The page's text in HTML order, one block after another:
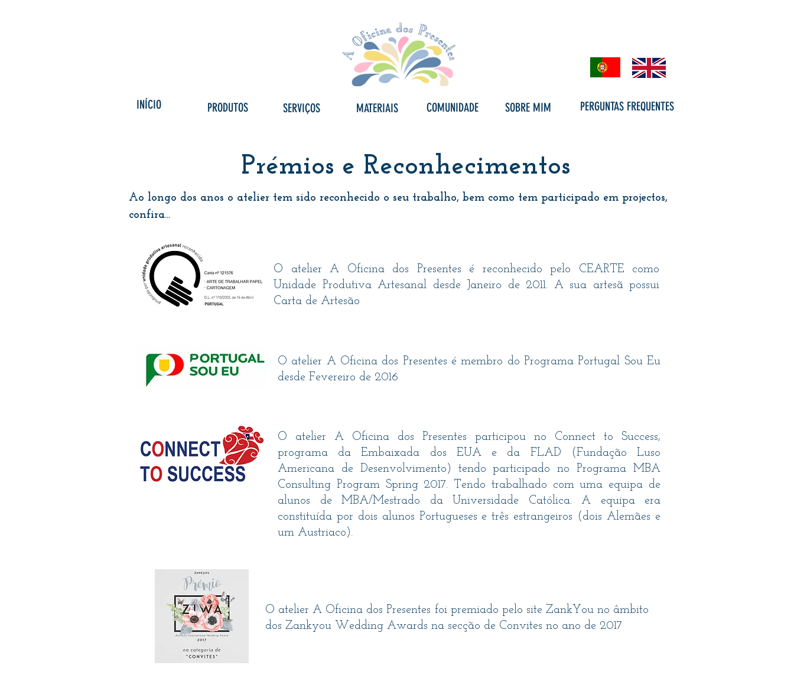
INÍCIO PRODUTOS SERVIÇOS MATERIAIS COMUNIDADE SOBRE MIM PERGUNTAS FREQUENTES
Prémios e Reconhecimentos
Ao longo dos anos o atelier tem sido reconhecido o seu trabalho, bem como tem participado em projectos,
confira...
O atelier A Oficina dos Presentes é reconhecido pelo CEARTE como
Unidade Produtiva Artesanal desde Janeiro de 2011. A sua artesã possui
Carta de Artesão
O atelier A Oficina dos Presentes é membro do Programa Portugal Sou Eu
desde Fevereiro de 2016
O atelier A Oficina dos Presentes participou no Connect to Success,
programa da Embaixada dos EUA e da FLAD (Fundação Luso
Americana de Desenvolvimento) tendo participado no Programa MBA
Consulting Program Spring 2017. Tendo trabalhado com uma equipa de
alunos de MBA/Mestrado da Universidade Católica. A equipa era
constituída por dois alunos Portugueses e três estrangeiros (dois Alemães e
um Austriaco).
O atelier A Oficina dos Presentes foi premiado pelo site ZankYou no âmbito
dos Zankyou Wedding Awards na secção de Convites no ano de 2017